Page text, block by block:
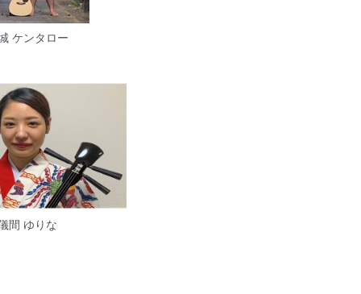
ケンタロー
間 ゆりな